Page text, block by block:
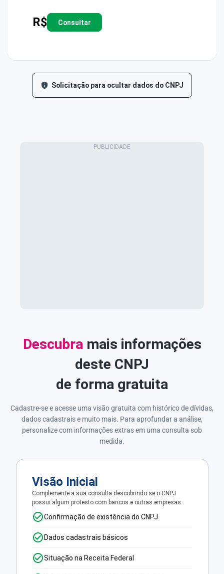
R$ Consultar
Solicitação para ocultar dados do CNPJ
Descubra mais informações
deste CNPJ
de forma gratuita
Cadastre-se e acesse uma visão gratuita com histórico de dívidas,
dados cadastrais e muito mais. Para aprofundar a análise,
personalize com informações extras em uma consulta sob
medida.
Visão Inicial
Complemente a sua consulta descobrindo se o CNPJ
possui algum protesto com bancos e outras empresas.
Confirmação de existência do CNPJ
Dados cadastrais básicos
Situação na Receita Federal